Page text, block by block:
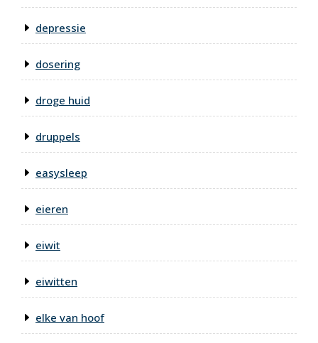
depressie
dosering
droge huid
druppels
easysleep
eieren
eiwit
eiwitten
elke van hoof